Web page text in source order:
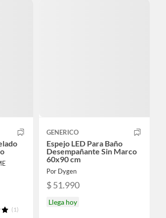
(1)
GENERICO
Espejo LED Para Baño
Desempañante Sin Marco
60x90 cm
Por Dygen
$ 51.990
Llega hoy